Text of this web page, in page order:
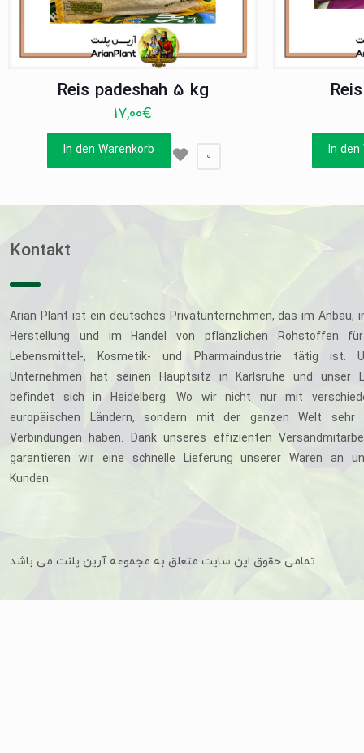
Reis padeshah 5 kg
17,00€
In den Warenkorb 0 In den
Kontakt
Arian Plant ist ein deutsches Privatunternehmen, das im Anbau,
Herstellung und im Handel von pflanzlichen Rohstoffen
Lebensmittel-, Kosmetik- und Pharmaindustrie tätig ist.
Unternehmen hat seinen Hauptsitz in Karlsruhe und unser
befindet sich in Heidelberg. Wo wir nicht nur mit
europäischen Ländern, sondern mit der ganzen Welt sehr
Verbindungen haben. Dank unseres effizienten
garantieren wir eine schnelle Lieferung unserer Waren an
Kunden.
تمامی حقوق این سایت متعلق به مجموعه آرین پلنت می باشد.